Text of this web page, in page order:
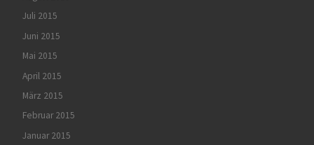
Juli 2015
Juni 2015
Mai 2015
April 2015
März 2015
Februar 2015
Januar 2015